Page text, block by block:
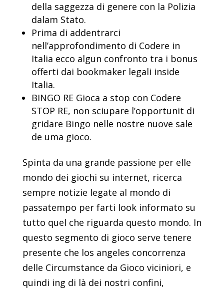
della saggezza di genere con la Polizia
dalam Stato.
Prima di addentrarci
nell’approfondimento di Codere in
Italia ecco algun confronto tra i bonus
offerti dai bookmaker legali inside
Italia.
BINGO RE Gioca a stop con Codere
STOP RE, non sciupare l’opportunit di
gridare Bingo nelle nostre nuove sale
de uma gioco.
Spinta da una grande passione per elle
mondo dei giochi su internet, ricerca
sempre notizie legate al mondo di
passatempo per farti look informato su
tutto quel che riguarda questo mondo. In
questo segmento di gioco serve tenere
presente che los angeles concorrenza
delle Circumstance da Gioco viciniori, e
quindi ing di là dei nostri confini,